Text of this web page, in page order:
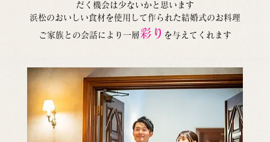
だく機会は少ないかと思います
浜松のおいしい食材を使用して作られた結婚式のお料理
ご家族との会話により一層彩り を与えてくれます